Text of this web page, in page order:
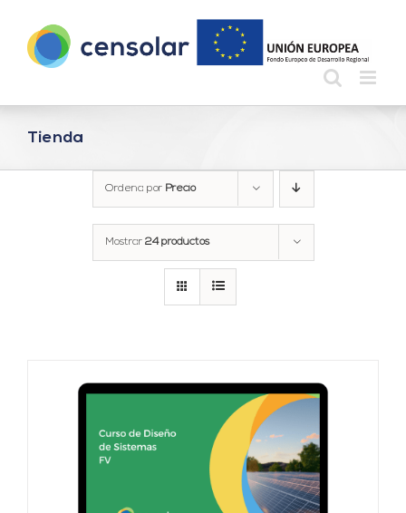
contenido
Tienda
Ordena por Precio
Mostrar 24 productos